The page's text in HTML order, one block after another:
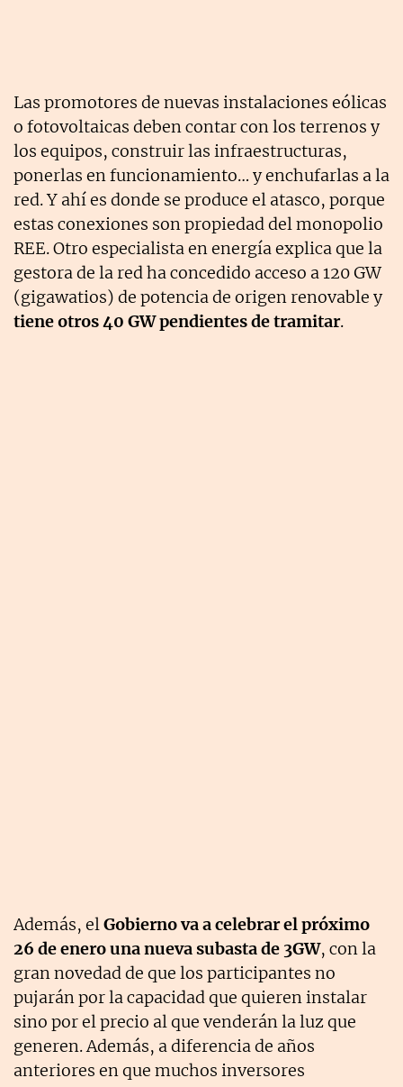
Las promotores de nuevas instalaciones eólicas
o fotovoltaicas deben contar con los terrenos y
los equipos, construir las infraestructuras,
ponerlas en funcionamiento… y enchufarlas a la
red. Y ahí es donde se produce el atasco, porque
estas conexiones son propiedad del monopolio
REE. Otro especialista en energía explica que la
gestora de la red ha concedido acceso a 120 GW
(gigawatios) de potencia de origen renovable y
tiene otros 40 GW pendientes de tramitar.
Además, el Gobierno va a celebrar el próximo
26 de enero una nueva subasta de 3GW, con la
gran novedad de que los participantes no
pujarán por la capacidad que quieren instalar
sino por el precio al que venderán la luz que
generen. Además, a diferencia de años
anteriores en que muchos inversores